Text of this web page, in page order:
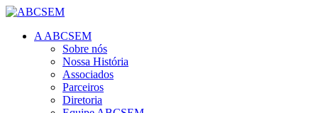
A ABCSEM
Sobre nós
Nossa História
Associados
Parceiros
Diretoria